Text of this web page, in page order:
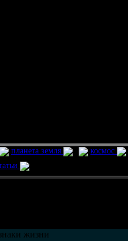
планета земля космос
жизни